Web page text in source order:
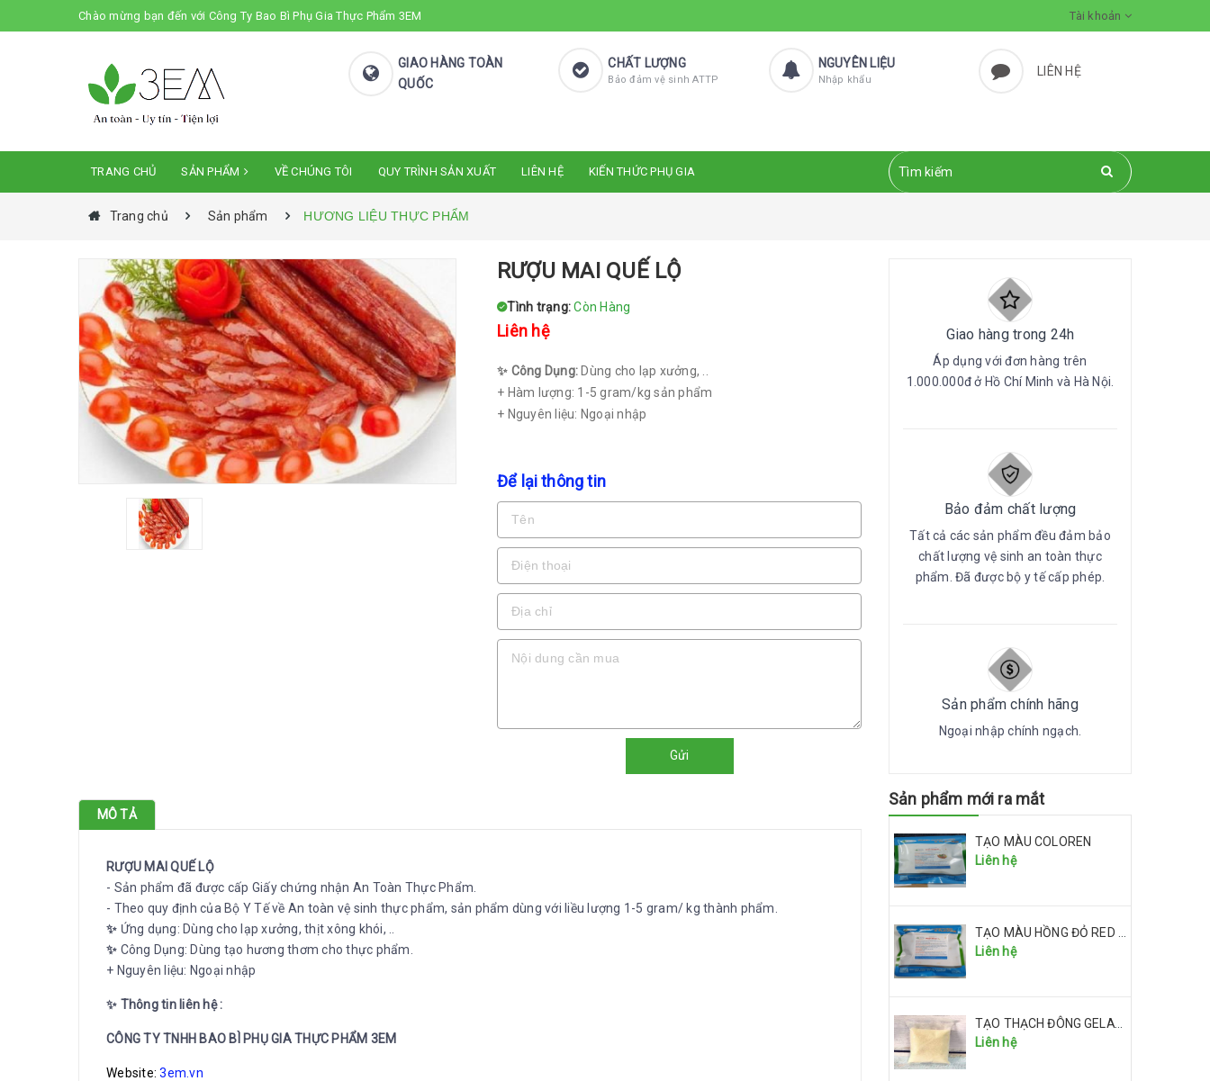
Chào mừng bạn đến với Công Ty Bao Bì Phụ Gia Thực Phẩm 3EM Tài khoản
GIAO HÀNG TOÀN
QUỐC
CHẤT LƯỢNG
Bảo đảm vệ sinh ATTP
NGUYÊN LIỆU
Nhập khẩu
LIÊN HỆ
TRANG CHỦ SẢN PHẨM VỀ CHÚNG TÔI QUY TRÌNH SẢN XUẤT LIÊN HỆ KIẾN THỨC PHỤ GIA
Trang chủ Sản phẩm HƯƠNG LIỆU THỰC PHẨM
RƯỢU MAI QUẾ LỘ
Tình trạng:Còn Hàng
Liên hệ
✨ Công Dụng: Dùng cho lạp xưởng, ..
+ Hàm lượng: 1-5 gram/kg sản phẩm
+ Nguyên liệu: Ngoại nhập
Để lại thông tin
Gửi
MÔ TẢ
RƯỢU MAI QUẾ LỘ
- Sản phẩm đã được cấp Giấy chứng nhận An Toàn Thực Phẩm.
- Theo quy định của Bộ Y Tế về An toàn vệ sinh thực phẩm, sản phẩm dùng với liều lượng 1-5 gram/ kg thành phẩm.
✨ Ứng dụng: Dùng cho lạp xưởng, thịt xông khói, ..
✨ Công Dụng: Dùng tạo hương thơm cho thực phẩm.
+ Nguyên liệu: Ngoại nhập
✨ Thông tin liên hệ :
CÔNG TY TNHH BAO BÌ PHỤ GIA THỰC PHẨM 3EM
Website:3em.vn
Giao hàng trong 24h
Áp dụng với đơn hàng trên
1.000.000đ ở Hồ Chí Minh và Hà Nội.
Bảo đảm chất lượng
Tất cả các sản phẩm đều đảm bảo
chất lượng vệ sinh an toàn thực
phẩm. Đã được bộ y tế cấp phép.
Sản phẩm chính hãng
Ngoại nhập chính ngạch.
Sản phẩm mới ra mắt
TẠO MÀU COLOREN
Liên hệ
Liên hệ
TẠO THẠCH ĐÔNG GELATIN
Liên hệ